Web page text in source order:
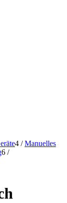
4 / Manuelles
6 /